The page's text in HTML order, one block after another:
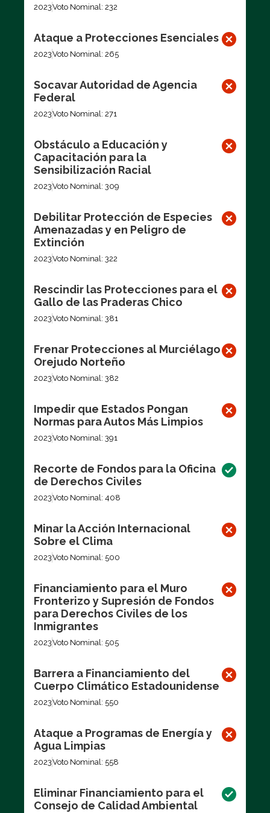
2023Voto Nominal: 232
Ataque a Protecciones Esenciales
2023Voto Nominal: 265
Socavar Autoridad de Agencia
Federal
2023Voto Nominal: 271
Obstáculo a Educación y
Capacitación para la
Sensibilización Racial
2023Voto Nominal: 309
Debilitar Protección de Especies
Amenazadas y en Peligro de
Extinción
2023Voto Nominal: 322
Rescindir las Protecciones para el
Gallo de las Praderas Chico
2023Voto Nominal: 381
Frenar Protecciones al Murciélago
Orejudo Norteño
2023Voto Nominal: 382
Impedir que Estados Pongan
Normas para Autos Más Limpios
2023Voto Nominal: 391
Recorte de Fondos para la Oficina
de Derechos Civiles
2023Voto Nominal: 408
Minar la Acción Internacional
Sobre el Clima
2023Voto Nominal: 500
Financiamiento para el Muro
Fronterizo y Supresión de Fondos
para Derechos Civiles de los
Inmigrantes
2023Voto Nominal: 505
Barrera a Financiamiento del
Cuerpo Climático Estadounidense
2023Voto Nominal: 550
Ataque a Programas de Energía y
Agua Limpias
2023Voto Nominal: 558
Eliminar Financiamiento para el
Consejo de Calidad Ambiental